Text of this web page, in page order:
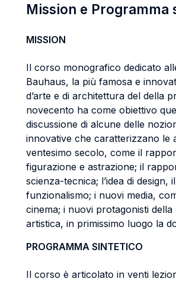
Mission e Programma
MISSION
Il corso monografico dedicato
Bauhaus, la più famosa e
d’arte e di architettura del della
novecento ha come obiettivo
discussione di alcune delle
innovative che caratterizzano le
ventesimo secolo, come il
figurazione e astrazione; il
scienza-tecnica; l’idea di design,
funzionalismo; i nuovi media,
cinema; i nuovi protagonisti
artistica, in primissimo luogo la
PROGRAMMA SINTETICO
Il corso è articolato in venti